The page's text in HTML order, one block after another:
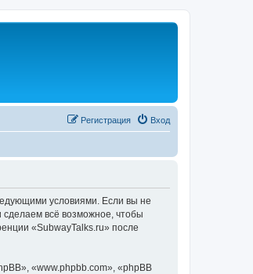
Вход
Регистрация
условиями. Если вы не
всё возможное, чтобы
«SubwayTalks.ru» после
«www.phpbb.com», «phpBB